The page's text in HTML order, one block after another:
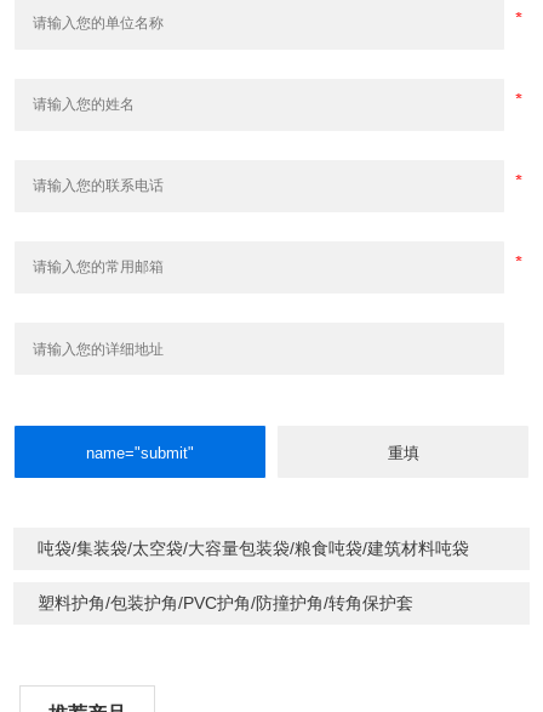
吨袋/集装袋/太空袋/大容量包装袋/粮食吨袋/建筑材料吨袋
塑料护角/包装护角/PVC护角/防撞护角/转角保护套